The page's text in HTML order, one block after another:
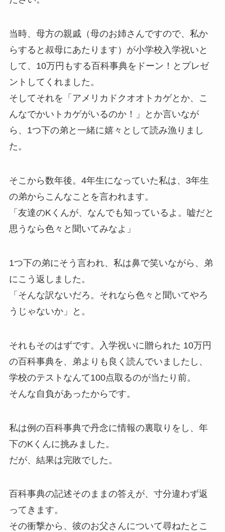
当時、母方の親戚（母のお姉さんですので、私か
らすると叔母にあたります）が小学校入学祝いと
して、10万円もする百科事典をドーン！とプレゼ
ントしてくれました。
そしてそれを「アメリカドクオオトカゲとか、こ
んなでかいトカゲがいるのか！」とか言いなが
ら、1つ下の弟と一緒に嬉々として読み漁りまし
た。
そこから数年後。4年生になっていた私は、3年生
の弟からこんなことを言われます。
「友達のKくんが、なんでも知っているよ。嘘だと
思うなら色々と聞いてみなよ」
1つ下の弟にそう言われ、私は鼻で笑いながら、弟
にこう返しました。
「そんな訳ないだろ。それなら色々と聞いてやろ
うじゃないか」と。
それもそのはずです。入学祝いに贈られた 10万円
の百科事典を、弟よりも良く読んでいましたし、
学校のテストなんて100点取るのが当たり前。
そんな自負があったからです。
私は例の百科事典で丹念に情報の裏取りをし、年
下のKくんに挑みました。
だが、結果は完敗でした。
百科事典の記述そのままの答えが、寸分違わず返
ってきます。
その衝撃から、彼のお父さんについて尋ねたとこ